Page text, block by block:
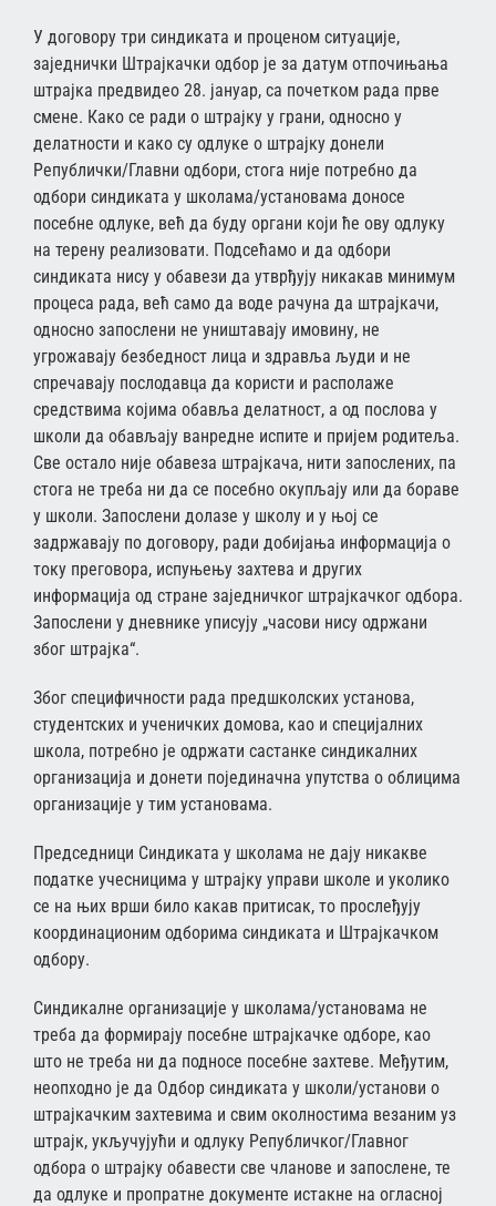
У договору три синдиката и проценом ситуације,
заједнички Штрајкачки одбор је за датум отпочињања
штрајка предвидео 28. јануар, са почетком рада прве
смене. Како се ради о штрајку у грани, односно у
делатности и како су одлуке о штрајку донели
Републички/Главни одбори, стога није потребно да
одбори синдиката у школама/установама доносе
посебне одлуке, већ да буду органи који ће ову одлуку
на терену реализовати. Подсећамо и да одбори
синдиката нису у обавези да утврђују никакав минимум
процеса рада, већ само да воде рачуна да штрајкачи,
односно запослени не уништавају имовину, не
угрожавају безбедност лица и здравља људи и не
спречавају послодавца да користи и располаже
средствима којима обавља делатност, а од послова у
школи да обављају ванредне испите и пријем родитеља.
Све остало није обавеза штрајкача, нити запослених, па
стога не треба ни да се посебно окупљају или да бораве
у школи. Запослени долазе у школу и у њој се
задржавају по договору, ради добијања информација о
току преговора, испуњењу захтева и других
информација од стране заједничког штрајкачког одбора.
Запослени у дневнике уписују „часови нису одржани
због штрајка“.
Због специфичности рада предшколских установа,
студентских и ученичких домова, као и специјалних
школа, потребно је одржати састанке синдикалних
организација и донети појединачна упутства о облицима
организације у тим установама.
Председници Синдиката у школама не дају никакве
податке учесницима у штрајку управи школе и уколико
се на њих врши било какав притисак, то прослеђују
координационим одборима синдиката и Штрајкачком
одбору.
Синдикалне организације у школама/установама не
треба да формирају посебне штрајкачке одборе, као
што не треба ни да подносе посебне захтеве. Међутим,
неопходно је да Одбор синдиката у школи/установи о
штрајкачким захтевима и свим околностима везаним уз
штрајк, укључујући и одлуку Републичког/Главног
одбора о штрајку обавести све чланове и запослене, те
да одлуке и пропратне документе истакне на огласној